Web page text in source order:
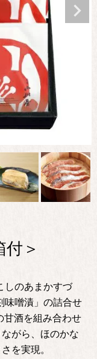
＞
しのあまかすづ
味噌漬」の詰合せ
甘酒を組み合わせ
がら、ほのかな
を実現。